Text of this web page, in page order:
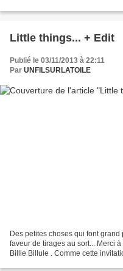
Little things... + Edit
Publié le 03/11/2013 à 22:11
Par UNFILSURLATOILE
Des petites choses qui font
faveur de tirages au sort... Merci
Billie Billule . Comme cette